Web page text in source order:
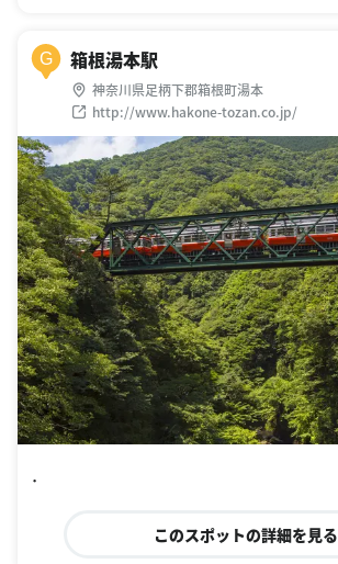
G 箱根湯本駅
神奈川県足柄下郡箱根町湯本
http://www.hakone-tozan.co.jp/
．
このスポットの詳細を見る